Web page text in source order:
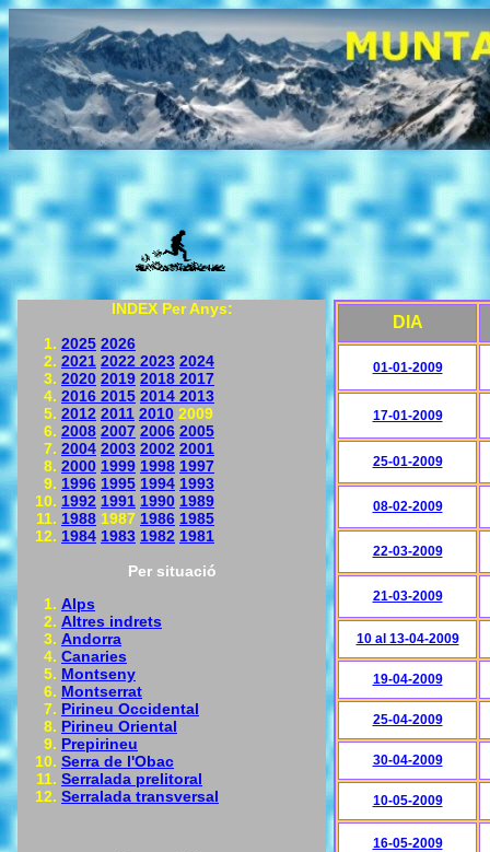
INDEX Per Anys:
2025 2026
2021 2022 2023 2024
2020 2019 2018 2017
2016 2015 2014 2013
2012 2011 2010 2009
2008 2007 2006 2005
2004 2003 2002 2001
2000 1999 1998 1997
1996 1995 1994 1993
1992 1991 1990 1989
1988 1987 1986 1985
1984 1983 1982 1981
Per situació
Alps
Altres indrets
Andorra
Canaries
Montseny
Montserrat
Pirineu Occidental
Pirineu Oriental
Prepirineu
Serra de l'Obac
Serralada prelitoral
Serralada transversal
DIA
01-01-2009
17-01-2009
25-01-2009
08-02-2009
22-03-2009
21-03-2009
10 al 13-04-2009
19-04-2009
25-04-2009
30-04-2009
10-05-2009
16-05-2009